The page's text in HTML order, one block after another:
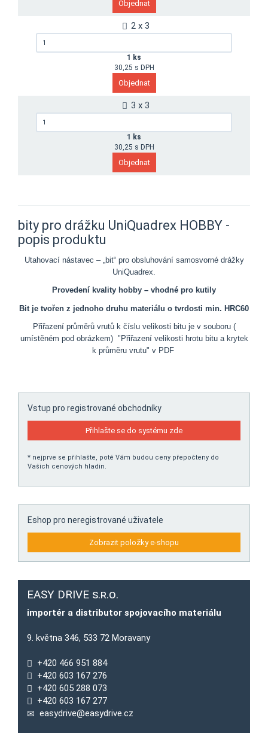
2 x 3
1 ks
30,25 s DPH
3 x 3
1 ks
30,25 s DPH
bity pro drážku UniQuadrex HOBBY -
popis produktu
Utahovací nástavec – „bit“ pro obsluhování samosvorné drážky
UniQuadrex.
Provedení kvality hobby – vhodné pro kutily
Bit je tvořen z jednoho druhu materiálu o tvrdosti min. HRC60
Přiřazení průměrů vrutů k číslu velikosti bitu je v souboru (
umístěném pod obrázkem) "Přiřazení velikosti hrotu bitu a krytek
k průměru vrutu" v PDF
Vstup pro registrované obchodníky
Přihlašte se do systému zde
* nejprve se přihlašte, poté Vám budou ceny přepočteny do
Vašich cenových hladin.
Eshop pro neregistrované uživatele
Zobrazit položky e-shopu
EASY DRIVE s.r.o.
importér a distributor spojovacího materiálu
9. května 346, 533 72 Moravany
+420 466 951 884
+420 603 167 276
+420 605 288 073
+420 603 167 277
easydrive@easydrive.cz